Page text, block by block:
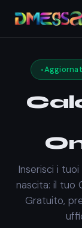
Inserisci i
nascita: il tuo
Gratuito,